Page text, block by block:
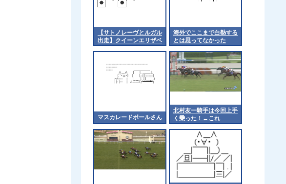
【サトノレーヴとルガル
出走】クイーンエリザベ
ス2世ジュビリーS 日
発走
海外でここまで白熱する
とは思ってなかった
マスカレードボールさん
北村友一騎手は今回上手
く乗った！←これ